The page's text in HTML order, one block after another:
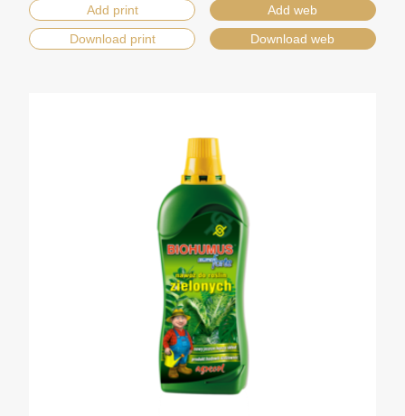
Add print
Add web
Download print
Download web